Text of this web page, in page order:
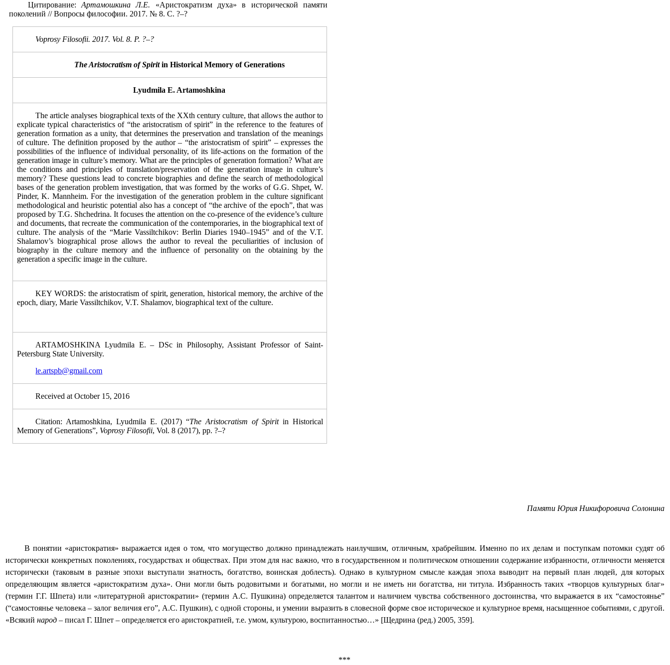
Цитирование:Артамошкина Л.Е.
«Аристократизм духа» в исторической памяти
поколений // Вопросы философии. 2017. № 8. С. ?–?
Voprosy Filosofii. 2017. Vol.8. P. ?–?
The Aristocratism of Spiritin Historical Memory of Generations
Lyudmila E.Artamoshkina
The article analyses biographical texts of the XXth century culture, that allows the author to
explicate typical characteristics of “the aristocratism of spirit” in the reference to the features of
generation formation as a unity, that determines the preservation and translation of the meanings
of culture. The definition proposed by the author – “the aristocratism of spirit” – expresses the
possibilities of the influence of individual personality, of its life-actions on the formation of the
generation image in culture’s memory. What are the principles of generation formation? What are
the conditions and principles of translation/preservation of the generation image in culture’s
memory? These questions lead to concrete biographies and define the search of methodological
bases of the generation problem investigation, that was formed by the works of G.G. Shpet, W.
Pinder, K. Mannheim. For the investigation of the generation problem in the culture significant
methodological and heuristic potential also has a concept of “the archive of the epoch”, that was
proposed by T.G. Shchedrina. It focuses the attention on the co-presence of the evidence’s culture
and documents, that recreate the communication of the contemporaries, in the biographical text of
culture. The analysis of the “Marie Vassiltchikov: Berlin Diaries 1940–1945” and of the V.T.
Shalamov’s biographical prose allows the author to reveal the peculiarities of inclusion of
biography in the culture memory and the influence of personality on the obtaining by the
generation a specific image in the culture.
KEY WORDS: the aristocratism of spirit, generation, historical memory, the archive of the
epoch, diary, Marie Vassiltchikov, V.T. Shalamov, biographical text of the culture.
ARTAMOSHKINA Lyudmila E. – DSc in Philosophy, Assistant Professor of Saint-
Petersburg State University.
le.artspb@gmail.com
Received at October 15,2016
Citation:Artamoshkina, Lyudmila E. (2017) “The Aristocratism of Spiritin Historical
Memory of Generations”, Voprosy Filosofii, Vol. 8 (2017), pp. ?–?
Памяти Юрия Никифоровича Солонина
В понятии «аристократия»выражается идея о том, что могущество должно принадлежать наилучшим, отличным, храбрейшим. Именно по их делам и поступкам потомки судят об
исторически конкретных поколениях, государствах и обществах. При этом для нас важно, что в государственном и политическом отношении содержание избранности, отличности меняется
исторически (таковым в разные эпохи выступали знатность, богатство, воинская доблесть). Однако в культурном смысле каждая эпоха выводит на первый план людей, для которых
определяющим является «аристократизм духа». Они могли быть родовитыми и богатыми, но могли и не иметь ни богатства, ни титула. Избранность таких «творцов культурных благ»
(термин Г.Г. Шпета) или «литературной аристократии» (термин А.С. Пушкина) определяется талантом и наличием чувства собственного достоинства, что выражается в их “самостоянье”
(“самостоянье человека – залог величия его”, А.С. Пушкин), с одной стороны, и умении выразить в словесной форме свое историческое и культурное время, насыщенное событиями, с другой.
«Всякий народ – писал Г. Шпет – определяется его аристократией, т.е. умом, культурою, воспитанностью…» [Щедрина (ред.) 2005, 359].
***